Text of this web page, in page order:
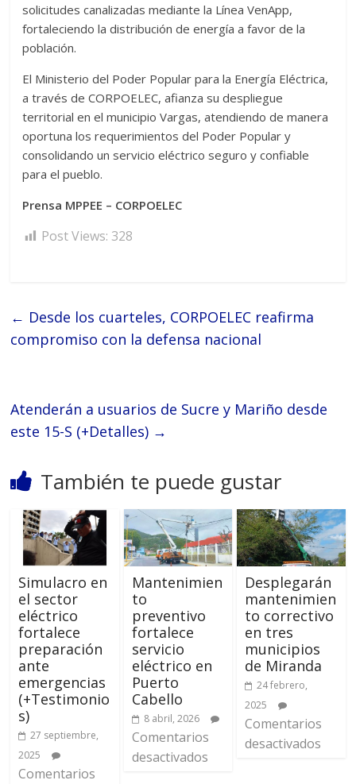
solicitudes canalizadas mediante la Línea VenApp,
fortaleciendo la distribución de energía a favor de la
población.
El Ministerio del Poder Popular para la Energía Eléctrica,
a través de CORPOELEC, afianza su despliegue
territorial en el municipio Vargas, atendiendo de manera
oportuna los requerimientos del Poder Popular y
consolidando un servicio eléctrico seguro y confiable
para el pueblo.
Prensa MPPEE – CORPOELEC
Post Views: 328
← Desde los cuarteles, CORPOELEC reafirma
compromiso con la defensa nacional
Atenderán a usuarios de Sucre y Mariño desde
este 15-S (+Detalles) →
También te puede gustar
Simulacro en
el sector
eléctrico
fortalece
preparación
ante
emergencias
(+Testimonio
s)
27 septiembre,
2025
Comentarios
Mantenimien
to
preventivo
fortalece
servicio
eléctrico en
Puerto
Cabello
8 abril, 2026
Comentarios
desactivados
Desplegarán
mantenimien
to correctivo
en tres
municipios
de Miranda
24 febrero,
2025
Comentarios
desactivados